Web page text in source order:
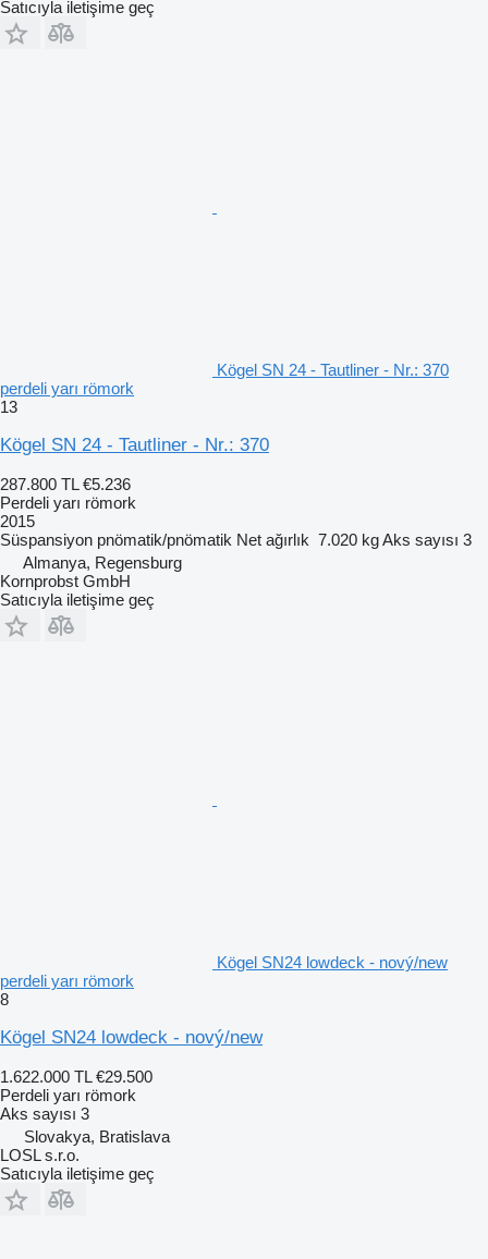
Satıcıyla iletişime geç
Kögel SN 24 - Tautliner - Nr.: 370
perdeli yarı römork
13
Kögel SN 24 - Tautliner - Nr.: 370
287.800 TL €5.236
Perdeli yarı römork
2015
Süspansiyon pnömatik/pnömatik Net ağırlık 7.020 kgAks sayısı 3
Almanya, Regensburg
Kornprobst GmbH
Satıcıyla iletişime geç
Kögel SN24 lowdeck - nový/new
perdeli yarı römork
8
Kögel SN24 lowdeck - nový/new
1.622.000 TL €29.500
Perdeli yarı römork
Aks sayısı 3
Slovakya, Bratislava
LOSL s.r.o.
Satıcıyla iletişime geç